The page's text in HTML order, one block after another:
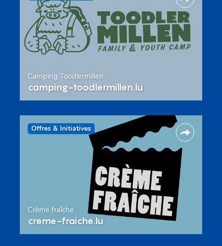
Camping Toodlermillen
camping-toodlermillen.lu
Offres & Initiatives
Crème fraîche
creme-fraiche.lu